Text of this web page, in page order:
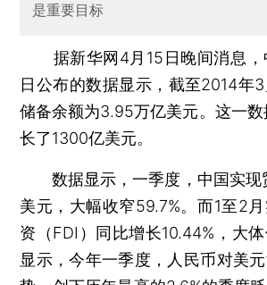
是重要目标
据新华网4月15日晚间消息，
日公布的数据显示，截至2014年
储备余额为3.95万亿美元。这一
长了1300亿美元。
数据显示，一季度，中国实现
美元，大幅收窄59.7%。而1至2
资（FDI）同比增长10.44%，大
显示，今年一季度，人民币对美